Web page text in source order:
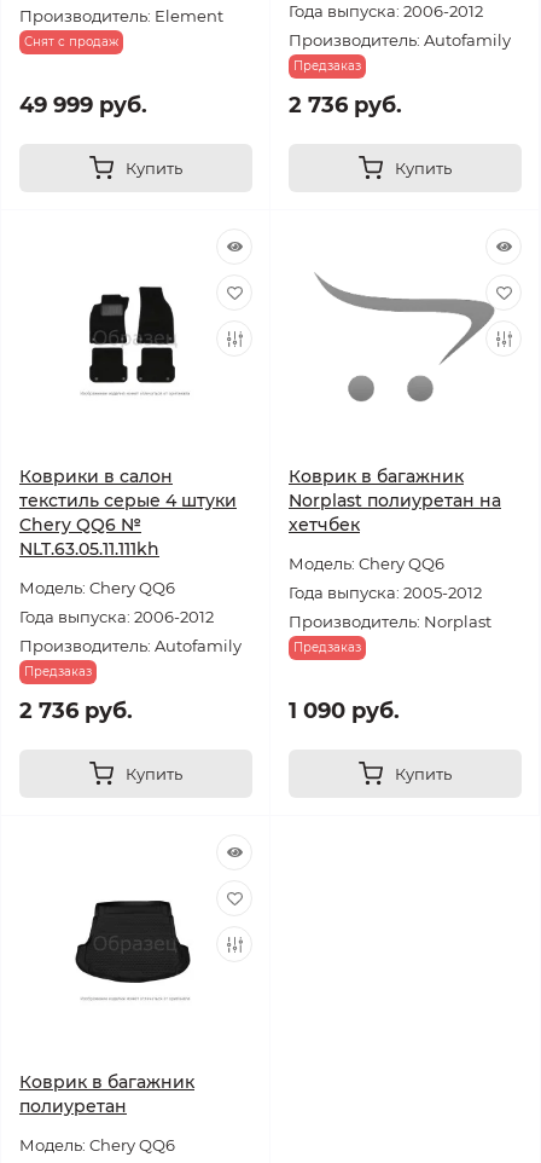
Производитель: Element
Снят с продаж
49 999 руб.
Купить
Года выпуска: 2006-2012
Производитель: Autofamily
Предзаказ
2 736 руб.
Купить
Коврики в салон
текстиль серые 4 штуки
Chery QQ6 №
NLT.63.05.11.111kh
Модель: Chery QQ6
Года выпуска: 2006-2012
Производитель: Autofamily
Предзаказ
2 736 руб.
Купить
Коврик в багажник
Norplast полиуретан на
хетчбек
Модель: Chery QQ6
Года выпуска: 2005-2012
Производитель: Norplast
Предзаказ
1 090 руб.
Купить
Коврик в багажник
полиуретан
Модель: Chery QQ6